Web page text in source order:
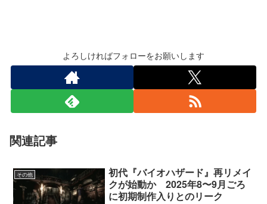
よろしければフォローをお願いします
関連記事
その他
初代『バイオハザード』再リメイ
クが始動か 2025年8〜9月ごろ
に初期制作入りとのリーク